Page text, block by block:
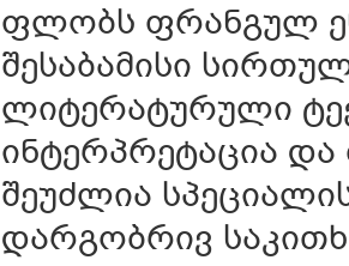
ფლობს ფრანგულ
შესაბამისი
ლიტერატურული
ინტერპრეტაცია და
შეუძლია
დარგობრივ